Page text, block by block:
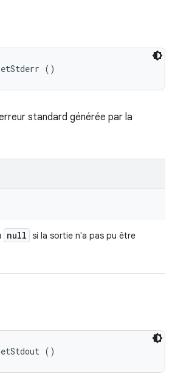
()
standard générée par la
null si la sortie n'a pas pu être
()